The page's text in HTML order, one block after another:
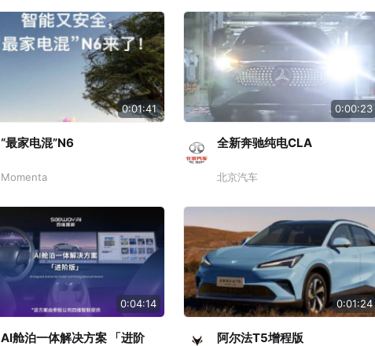
0:01:41
“最家电混”N6
Momenta
0:00:23
全新奔驰纯电CLA
北京汽车
0:04:14
AI舱泊一体解决方案 「进阶
0:01:24
阿尔法T5增程版